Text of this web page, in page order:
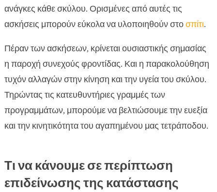
ανάγκες κάθε σκύλου. Ορισμένες από αυτές τις
ασκήσεις μπορούν εύκολα να υλοποιηθούν στοσπίτι.
Πέραν των ασκήσεων, κρίνεται ουσιαστικής σημασίας
η παροχή συνεχούς φροντίδας. Και η παρακολούθηση
τυχόν αλλαγών στην κίνηση και την υγεία του σκύλου.
Τηρώντας τις κατευθυντήριες γραμμές των
προγραμμάτων, μπορούμε να βελτιώσουμε την ευεξία
και την κινητικότητα του αγαπημένου μας τετράποδου.
Τι να κάνουμε σε περίπτωση
επιδείνωσης της κατάστασης